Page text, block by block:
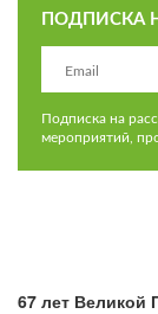
ПОДПИСКА
Подписка на
мероприятий,
67 лет Великой